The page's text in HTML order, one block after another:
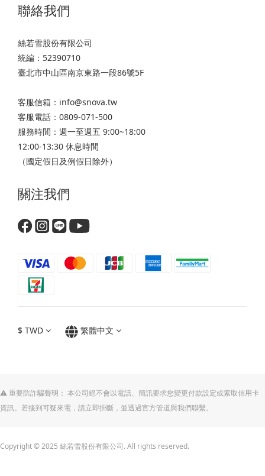
聯絡我們
絲若雪股份有限公司
統編：52390710
臺北市中山區南京東路一段86號5F
客服信箱：info@snova.tw
客服電話：0809-071-500
服務時間：週一至週五 9:00~18:00
12:00-13:30 休息時間
（國定假日及例假日除外）
關注我們
$ TWD 繁體中文
⚠️ 重要防詐騙聲明： 本公司絕不會以電話、簡訊要求您變更付款設定或索取信用卡
資訊。若接到可疑來電，請立即掛斷，並透過官方管道與我們聯繫。
Copyright © 2025 絲若雪股份有限公司. All rights reserved.